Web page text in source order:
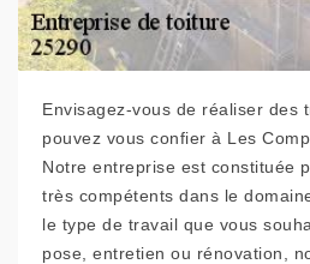
Envisagez-vous de réaliser des
pouvez vous confier à Les
Notre entreprise est constituée
très compétents dans le
le type de travail que vous
pose, entretien ou rénovation,